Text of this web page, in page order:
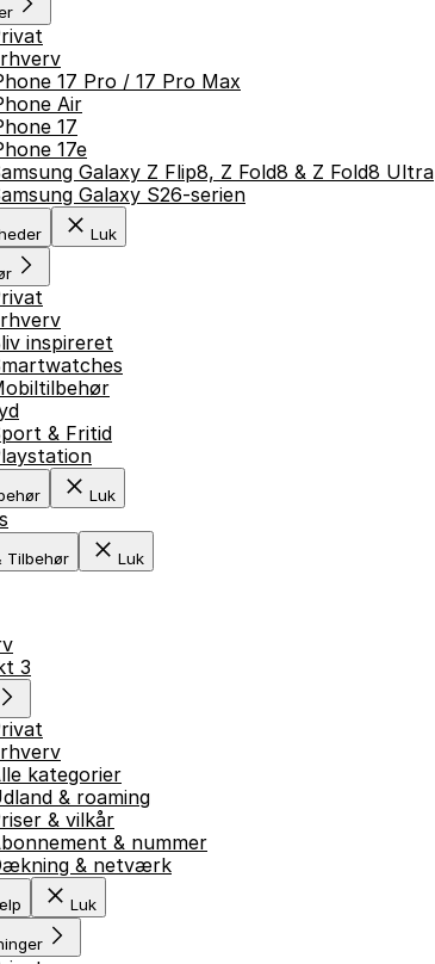
17 Pro / 17 Pro Max
Air
17
17e
Galaxy Z Flip8, Z Fold8 & Z Fold8 Ultra
Galaxy S26-serien
Luk
inspireret
& Fritid
Luk
Tilbehør Luk
3
kategorier
& roaming
& vilkår
& nummer
& netværk
Luk